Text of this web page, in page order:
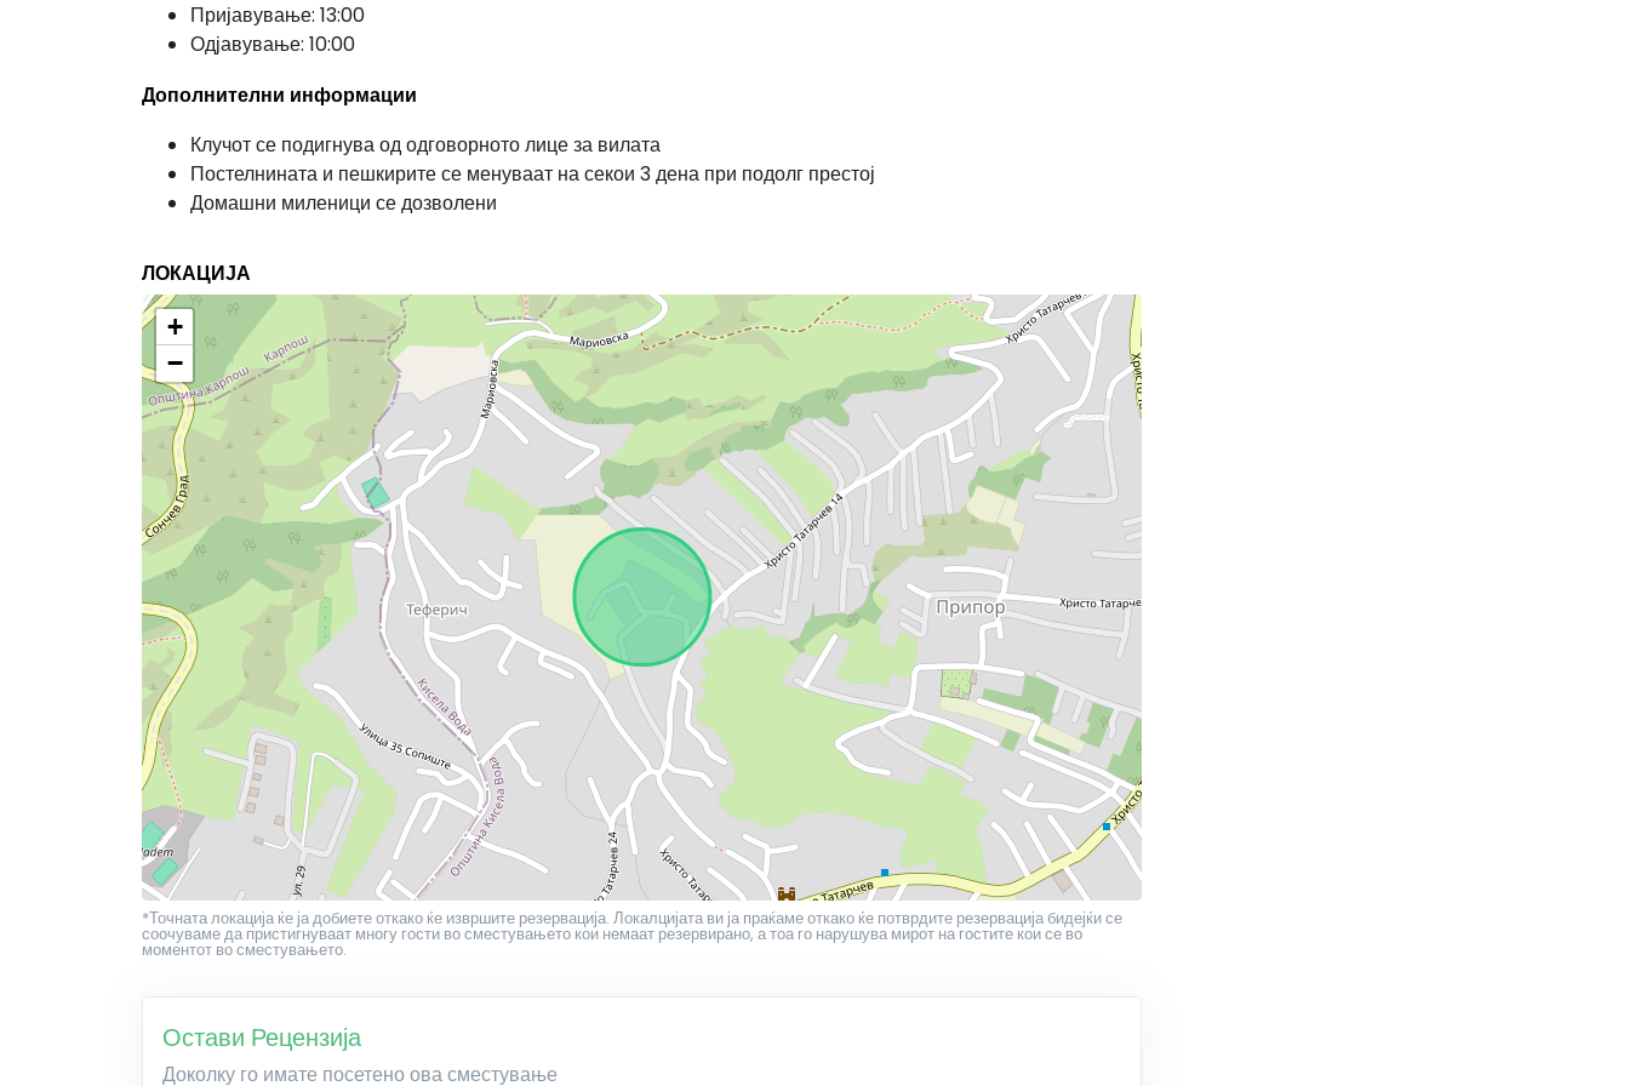
Пријавување: 13:00
Одјавување: 10:00
Дополнителни информации
Клучот се подигнува од одговорното лице за вилата
Постелнината и пешкирите се менуваат на секои 3 дена при подолг престој
Домашни миленици се дозволени
ЛОКАЦИЈА
+
−
*Точната локација ќе ја добиете откако ќе извршите резервација. Локалцијата ви ја праќаме откако ќе потврдите резервација бидејќи се
соочуваме да пристигнуваат многу гости во сместувањето кои немаат резервирано, а тоа го нарушува мирот на гостите кои се во
моментот во сместувањето.
Остави Рецензија
Доколку го имате посетено ова сместување